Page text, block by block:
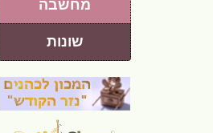
מחשבה
שונות